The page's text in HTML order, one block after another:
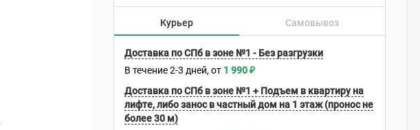
Курьер Самовывоз
Доставка по СПб в зоне №1 - Без разгрузки
В течение 2-3 дней 1 990₽
Доставка по СПб в зоне №1 + Подъем в квартиру на
лифте, либо занос в частный дом на 1 этаж (пронос не
более 30 м)